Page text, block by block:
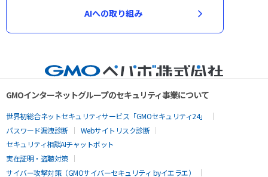
AIへの取り組み
GMOインターネットグループのセキュリティ事業について
世界初総合ネットセキュリティサービス「GMOセキュリティ24」
パスワード漏洩診断
Webサイトリスク診断
セキュリティ相談AIチャットボット
実在証明・盗聴対策
サイバー攻撃対策（GMOサイバーセキュリティ byイエラエ）